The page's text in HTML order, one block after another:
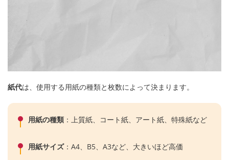
紙代は、使用する用紙の種類と枚数によって決まります。
用紙の種類 ：上質紙、コート紙、アート紙、特殊紙など
用紙サイズ：A4、B5、A3など、大きいほど高価